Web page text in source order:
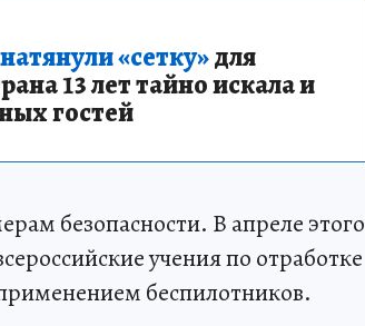
«сетку»для
13 лет тайно искала и
гостей
безопасности. В апреле этого
учения по отработке
беспилотников.